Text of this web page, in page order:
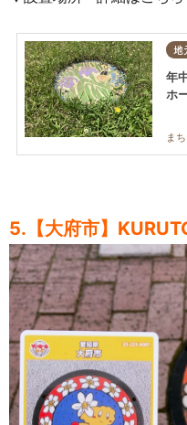
地
年
ホ
5.【大府市】